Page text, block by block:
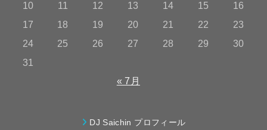
10
11 12 13 14 15
16
17
18 19 20 21 22
23
24
25 26 27 28 29
30
31
« 7月
DJ Saichin プロフィール